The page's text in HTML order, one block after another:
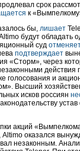
срок
к
бы, лишает
будут обладать
суд
подтверждает
«Сторм», через
действия
голосования и
Высший
исков россиян
акций
оказался
незаконным.